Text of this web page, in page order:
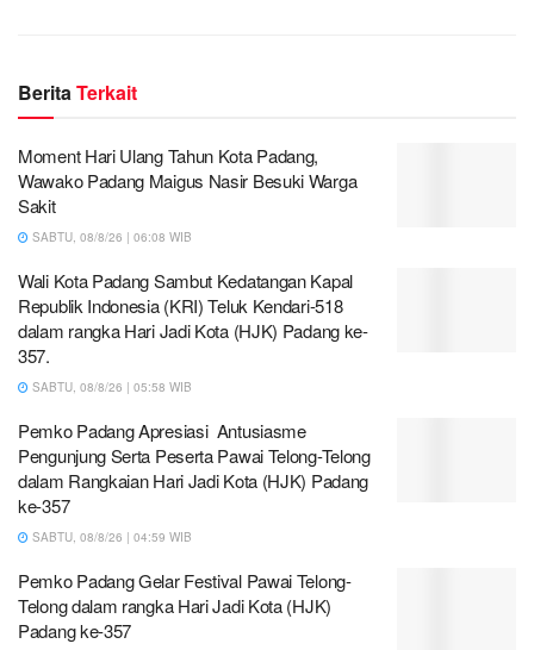
Berita Terkait
Moment Hari Ulang Tahun Kota Padang,
Wawako Padang Maigus Nasir Besuki Warga
Sakit
SABTU, 08/8/26 | 06:08 WIB
Wali Kota Padang Sambut Kedatangan Kapal
Republik Indonesia (KRI) Teluk Kendari-518
dalam rangka Hari Jadi Kota (HJK) Padang ke-
357.
SABTU, 08/8/26 | 05:58 WIB
Pemko Padang Apresiasi Antusiasme
Pengunjung Serta Peserta Pawai Telong-Telong
dalam Rangkaian Hari Jadi Kota (HJK) Padang
ke-357
SABTU, 08/8/26 | 04:59 WIB
Pemko Padang Gelar Festival Pawai Telong-
Telong dalam rangka Hari Jadi Kota (HJK)
Padang ke-357